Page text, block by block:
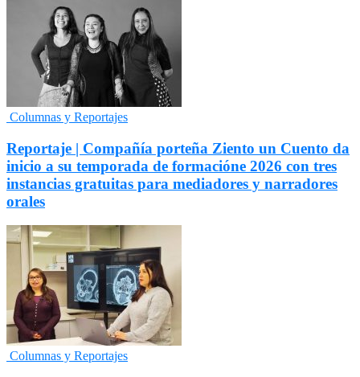
Columnas y Reportajes
Reportaje | Compañía porteña Ziento un Cuento da
inicio a su temporada de formacióne 2026 con tres
instancias gratuitas para mediadores y narradores
orales
Columnas y Reportajes